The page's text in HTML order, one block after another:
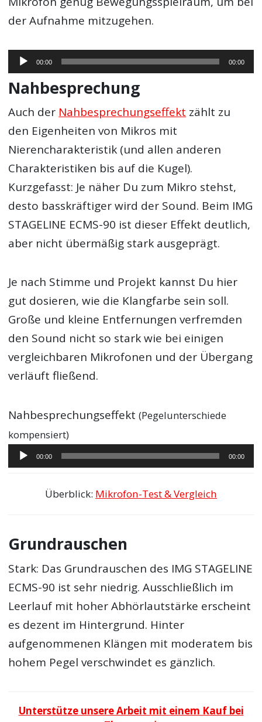
der Aufnahme mitzugehen.
Audio-
Player
00:00 00:00
Nahbesprechung
Auch der Nahbesprechungseffekt zählt zu
den Eigenheiten von Mikros mit
Nierencharakteristik (und allen anderen
Charakteristiken bis auf die Kugel).
Kurzgefasst: Je näher Du zum Mikro stehst,
desto basskräftiger wird der Sound. Beim IMG
STAGELINE ECMS-90 ist dieser Effekt deutlich,
aber nicht übermäßig stark ausgeprägt.
Je nach Stimme und Projekt kannst Du hier
gut dosieren, wie die Klangfarbe sein soll.
Große und kleine Entfernungen verfremden
den Sound nicht so stark wie bei einigen
vergleichbaren Mikrofonen und der Übergang
verläuft fließend.
Nahbesprechungseffekt(Pegelunterschiede
kompensiert)
Audio-
Player
00:00 00:00
Überblick: Mikrofon-Test & Vergleich
Grundrauschen
Stark: Das Grundrauschen des IMG STAGELINE
ECMS-90 ist sehr niedrig. Ausschließlich im
Leerlauf mit hoher Abhörlautstärke erscheint
es dezent im Hintergrund. Hinter
aufgenommenen Klängen mit moderatem bis
hohem Pegel verschwindet es gänzlich.
Unterstütze unsere Arbeit mit einem Kauf bei